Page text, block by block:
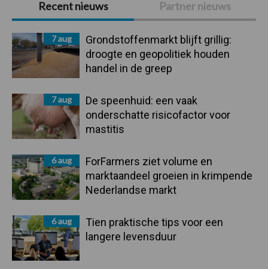
Sidebar
Recent nieuws Partner nieuws
7 aug
Grondstoffenmarkt blijft grillig:
droogte en geopolitiek houden
handel in de greep
7 aug
De speenhuid: een vaak
onderschatte risicofactor voor
mastitis
6 aug
ForFarmers ziet volume en
marktaandeel groeien in krimpende
Nederlandse markt
6 aug
Tien praktische tips voor een
langere levensduur